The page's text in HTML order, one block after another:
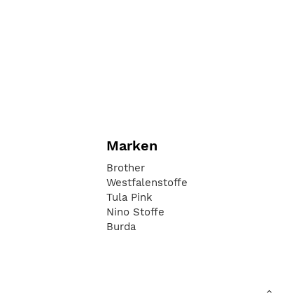
Marken
Brother
Westfalenstoffe
Tula Pink
Nino Stoffe
Burda